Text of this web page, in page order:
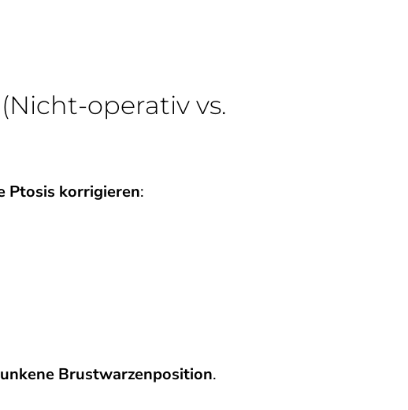
operativ vs.
Ptosis korrigieren:
Brustwarzenposition.